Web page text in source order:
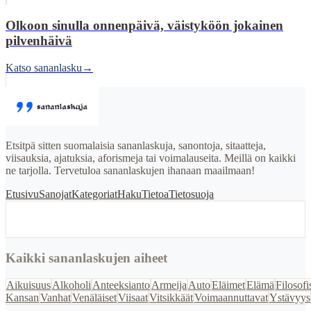
Olkoon sinulla onnenpäivä, väistyköön jokainen
pilvenhäivä
Katso sananlasku →
Etsitpä sitten suomalaisia sananlaskuja, sanontoja, sitaatteja,
viisauksia, ajatuksia, aforismeja tai voimalauseita. Meillä on kaikki
ne tarjolla. Tervetuloa sananlaskujen ihanaan maailmaan!
EtusivuSanojatKategoriatHakuTietoaTietosuoja
Kaikki sananlaskujen aiheet
AikuisuusAlkoholi AnteeksiantoArmeija AutoEläimetElämä
KansanVanhatVenäläisetViisaatVitsikkäätVoimaannuttavatYstävyys